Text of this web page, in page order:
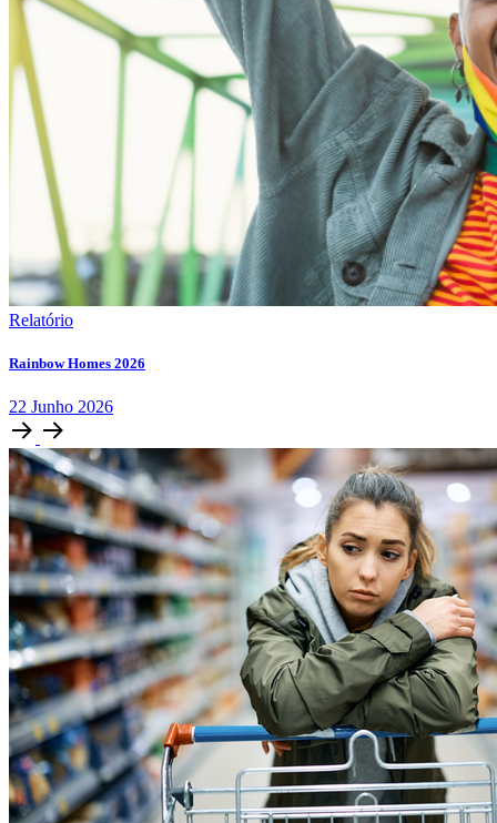
Relatório
Rainbow Homes 2026
22 Junho 2026